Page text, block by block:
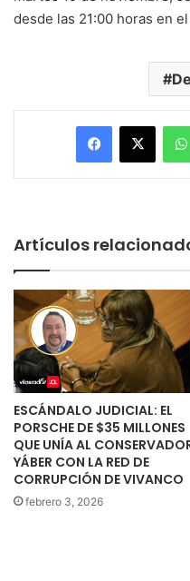
desde las 21:00 horas en
Facebook
X
Artículos
ESCÁNDALO JUDICIAL: EL
PORSCHE DE $35 MILLONES
QUE UNÍA AL
YÁBER CON LA RED DE
CORRUPCIÓN DE VIVANCO
febrero 3, 2026